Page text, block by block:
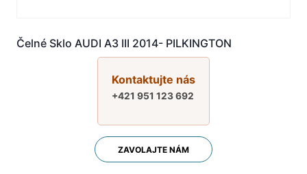
Čelné Sklo AUDI A3 III 2014- PILKINGTON
Kontaktujte nás
+421 951 123 692
ZAVOLAJTE NÁM